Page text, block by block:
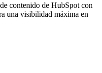
contenido de HubSpot con
una visibilidad máxima en